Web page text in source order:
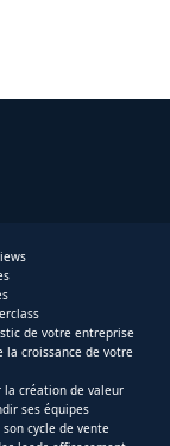
de votre entreprise
la croissance de votre
la création de valeur
ses équipes
cycle de vente